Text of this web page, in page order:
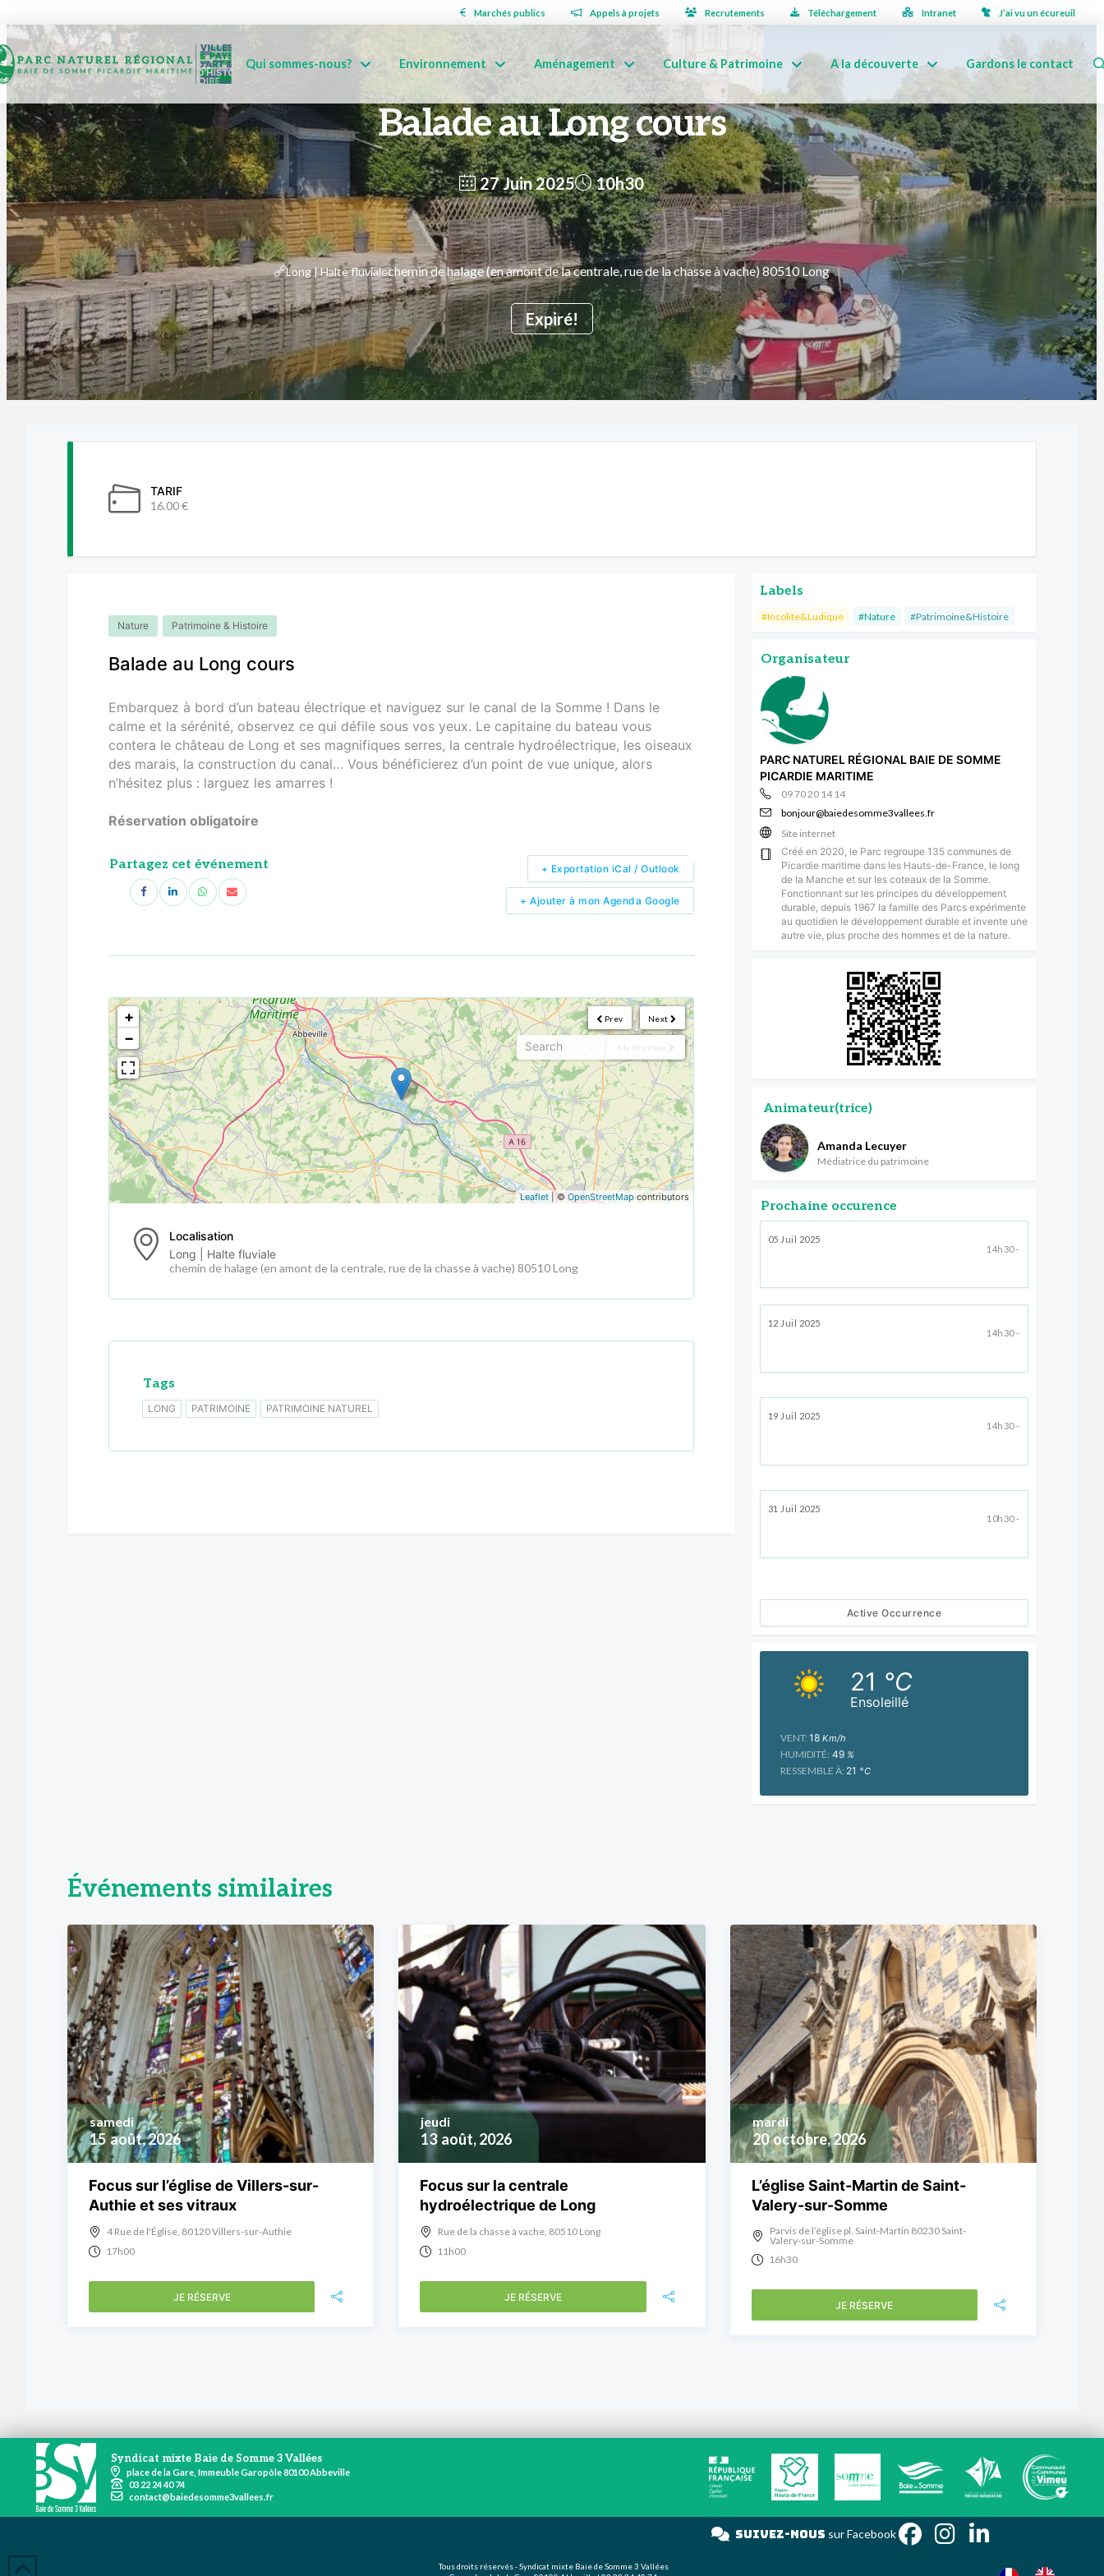
Marchés publics Appels à projets Recrutements Téléchargement Intranet J’ai vu un écureuil
Qui sommes-nous? Environnement Aménagement Culture & Patrimoine A la découverte Gardons le contact
Balade au Long cours
27 Juin 2025
Expiré!
10h30
Long | Halte fluvialechemin de halage (en amont de la centrale, rue de la chasse à vache) 80510 Long
TARIF
16.00 €
Nature Patrimoine & Histoire
Balade au Long cours
Embarquez à bord d’un bateau électrique et naviguez sur le canal de la Somme ! Dans le
calme et la sérénité, observez ce qui défile sous vos yeux. Le capitaine du bateau vous
contera le château de Long et ses magnifiques serres, la centrale hydroélectrique, les oiseaux
des marais, la construction du canal… Vous bénéficierez d’un point de vue unique, alors
n’hésitez plus : larguez les amarres !
Réservation obligatoire
Partagez cet événement
+ Ajouter à mon Agenda Google
+ Exportation iCal / Outlook
Next
Prev
My Position
<!---->
+
−
Leaflet| ©OpenStreetMapcontributors
Localisation
Long | Halte fluviale
chemin de halage (en amont de la centrale, rue de la chasse à vache) 80510 Long
Tags
LONG PATRIMOINE PATRIMOINE NATUREL
Labels
#Insolite&Ludique #Nature #Patrimoine&Histoire
Organisateur
PARC NATUREL RÉGIONAL BAIE DE SOMME
PICARDIE MARITIME
09 70 20 14 14
bonjour@baiedesomme3vallees.fr
Site internet
Créé en 2020, le Parc regroupe 135 communes de
Picardie maritime dans les Hauts-de-France, le long
de la Manche et sur les coteaux de la Somme.
Fonctionnant sur les principes du développement
durable, depuis 1967 la famille des Parcs expérimente
au quotidien le développement durable et invente une
autre vie, plus proche des hommes et de la nature.
Animateur(trice)
Amanda Lecuyer
Médiatrice du patrimoine
Prochaine occurence
05 Juil 2025
14h30 -
12 Juil 2025
14h30 -
19 Juil 2025
14h30 -
31 Juil 2025
10h30 -
Active Occurrence
Ensoleillé
21 °C
VENT: 18Km/h
HUMIDITÉ: 49%
RESSEMBLE À: 21 °C
Événements similaires
15 août, 2026
samedi
Focus sur l’église de Villers-sur-
Authie et ses vitraux
4 Rue de l'Église, 80120 Villers-sur-Authie
17h00
JE RÉSERVE
13 août, 2026
jeudi
Focus sur la centrale
hydroélectrique de Long
Rue de la chasse à vache, 80510 Long
11h00
JE RÉSERVE
20 octobre, 2026
mardi
L’église Saint-Martin de Saint-
Valery-sur-Somme
Parvis de l’église pl. Saint-Martin 80230 Saint-
Valery-sur-Somme
16h30
JE RÉSERVE
Syndicat mixte Baie de Somme 3 Vallées
place de la Gare, Immeuble Garopôle 80100 Abbeville
03 22 24 40 74
contact@baiedesomme3vallees.fr
Suivez-noussur Face
Tous droits réservés - Syndicat mixte Baie de Somme 3 Vallées